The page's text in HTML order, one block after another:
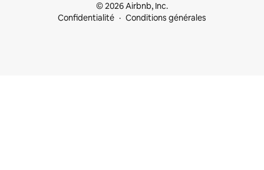
© 2026 Airbnb, Inc.
Confidentialité
Conditions générales